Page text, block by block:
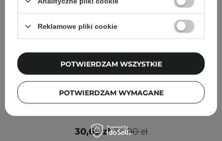
Frudia - Re:proust Essential Blending Lip Butter -
34,00 zł
30,60 zł
Reklamowe pliki cookie
POTWIERDZAM WYMAGANE
POTWIERDZAM WSZYSTKIE